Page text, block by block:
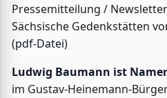
Pressemitteilung /
Sächsische Gedenkstätten
(pdf-Datei)
Ludwig Baumann ist
im Gustav-Heinemann-